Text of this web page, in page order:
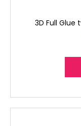
3D Full Glue